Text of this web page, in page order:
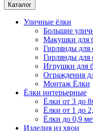
Каталог
Уличные ёлки
Большие
Макушки для
Гирлянды для
Гирлянды для
Игрушки для
Ограждения
Монтаж Ёлки
Ёлки интерьерные
Ёлки от 3 до
Ёлки от 1 до
Ёлки до 0,9
Изделия из хвои